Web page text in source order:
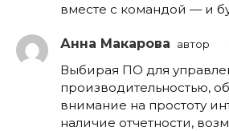
вместе с командой — и
Анна Макарова автор
Выбирая ПО для
производительностью,
внимание на простоту
наличие отчетности,